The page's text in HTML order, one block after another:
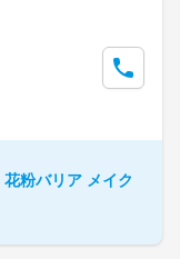
粉バリア メイク